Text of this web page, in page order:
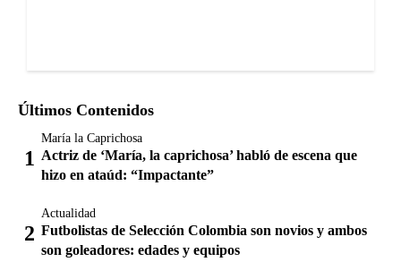
Últimos Contenidos
María la Caprichosa
Actriz de ‘María, la caprichosa’ habló de escena que
hizo en ataúd: “Impactante”
Actualidad
Futbolistas de Selección Colombia son novios y ambos
son goleadores: edades y equipos